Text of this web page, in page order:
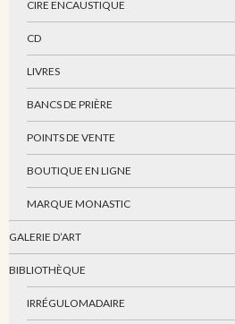
CIRE ENCAUSTIQUE
CD
LIVRES
BANCS DE PRIÈRE
POINTS DE VENTE
BOUTIQUE EN LIGNE
MARQUE MONASTIC
GALERIE D’ART
BIBLIOTHÈQUE
IRRÉGULOMADAIRE